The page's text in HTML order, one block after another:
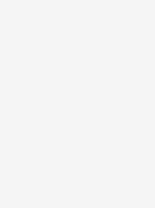
余生 / 夜々 / （夜
そんぶる / Lanaruta /
/ RED in BLUE /
/ roi bob / wata /
/ ラナメリサ /
ンチマン /
マロ / WORSTRASH
ールード / V;error /
/ ENEMY FLECK /
/ OddRe: / お